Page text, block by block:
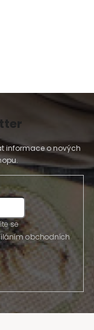
informace o nových
se
obchodních